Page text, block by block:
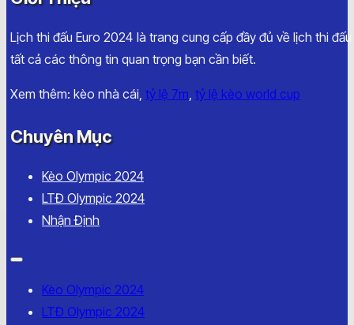
Lịch thi đấu Euro 2024 là trang cung cấp đầy đủ về lịch thi
tất cả các thông tin quan trọng bạn cần biết.
Xem thêm: kèo nhà cái, tỷ lệ 7m, tỷ lệ kèo world cup
Chuyên Mục
Kèo Olympic 2024
LTĐ Olympic 2024
Nhận Định
Kèo Olympic 2024
LTĐ Olympic 2024